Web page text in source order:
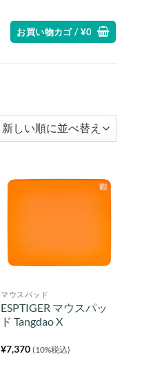
お買い物カゴ / ¥0
マウスパッド
ESPTIGER マウスパッ
ド Tangdao X
¥7,370 (10%税込)